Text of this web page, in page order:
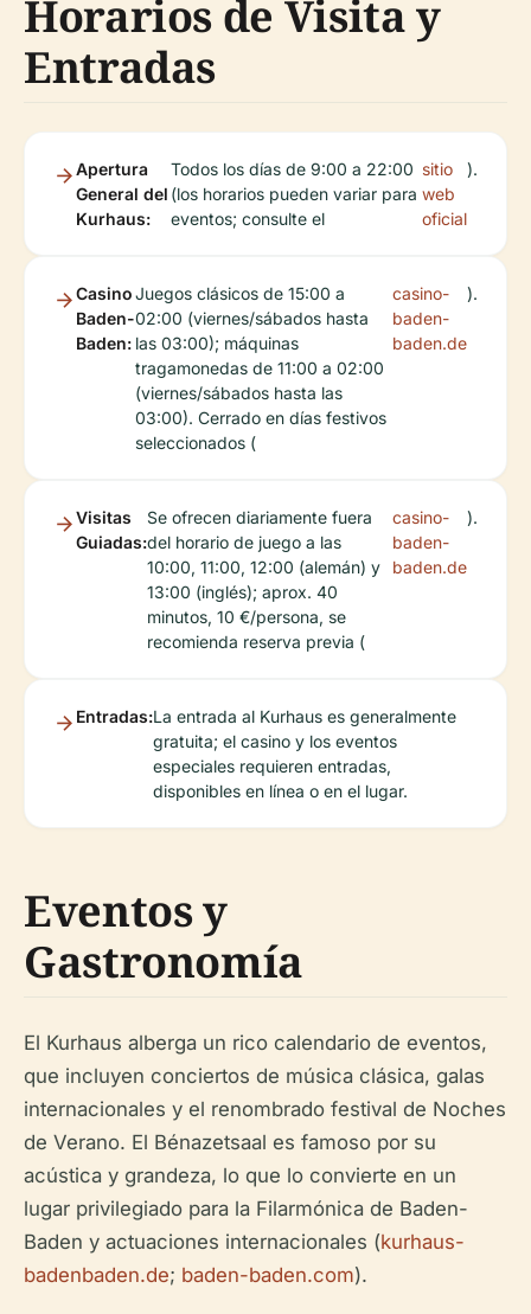
Horarios de Visita y
Entradas
Apertura
General del
Kurhaus:
Todos los días de 9:00 a 22:00
(los horarios pueden variar para
eventos; consulte el
sitio
web
oficial
).
Casino
Baden-
Baden:
Juegos clásicos de 15:00 a
02:00 (viernes/sábados hasta
las 03:00); máquinas
tragamonedas de 11:00 a 02:00
(viernes/sábados hasta las
03:00). Cerrado en días festivos
seleccionados (
casino-
baden-
baden.de
).
Visitas
Guiadas:
Se ofrecen diariamente fuera
del horario de juego a las
10:00, 11:00, 12:00 (alemán) y
13:00 (inglés); aprox. 40
minutos, 10 €/persona, se
recomienda reserva previa (
casino-
baden-
baden.de
).
Entradas:La entrada al Kurhaus es generalmente
gratuita; el casino y los eventos
especiales requieren entradas,
disponibles en línea o en el lugar.
Eventos y
Gastronomía
El Kurhaus alberga un rico calendario de eventos,
que incluyen conciertos de música clásica, galas
internacionales y el renombrado festival de Noches
de Verano. El Bénazetsaal es famoso por su
acústica y grandeza, lo que lo convierte en un
lugar privilegiado para la Filarmónica de Baden-
Baden y actuaciones internacionales (kurhaus-
badenbaden.de; baden-baden.com).